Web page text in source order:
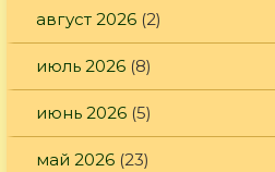
август 2026 (2)
июль 2026 (8)
июнь 2026 (5)
май 2026 (23)